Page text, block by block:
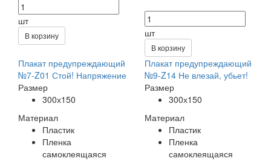
шт
В корзину шт
В корзину
Плакат предупреждающий
№7-Z01 Стой! Напряжение
Размер
300х150
Материал
Пластик
Пленка
самоклеящаяся
Плакат предупреждающий
№9-Z14 Не влезай, убьет!
Размер
300х150
Материал
Пластик
Пленка
самоклеящаяся